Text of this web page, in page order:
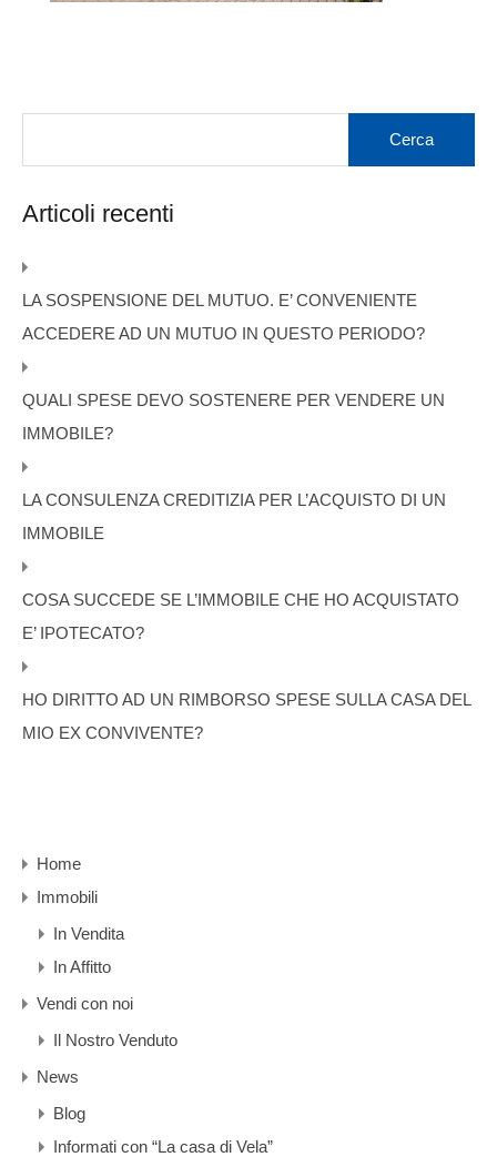
Articoli recenti
LA SOSPENSIONE DEL MUTUO. E’ CONVENIENTE
ACCEDERE AD UN MUTUO IN QUESTO PERIODO?
QUALI SPESE DEVO SOSTENERE PER VENDERE UN
IMMOBILE?
LA CONSULENZA CREDITIZIA PER L’ACQUISTO DI UN
IMMOBILE
COSA SUCCEDE SE L’IMMOBILE CHE HO ACQUISTATO
E’ IPOTECATO?
HO DIRITTO AD UN RIMBORSO SPESE SULLA CASA DEL
MIO EX CONVIVENTE?
Home
Immobili
In Vendita
In Affitto
Vendi con noi
Il Nostro Venduto
News
Blog
Informati con “La casa di Vela”